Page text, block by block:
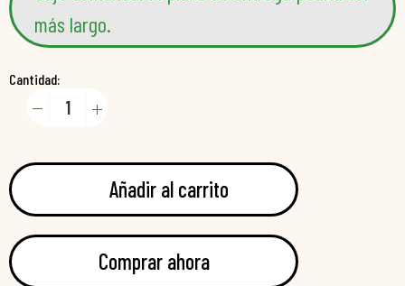
más largo.
Cantidad:
Añadir al carrito
Comprar ahora